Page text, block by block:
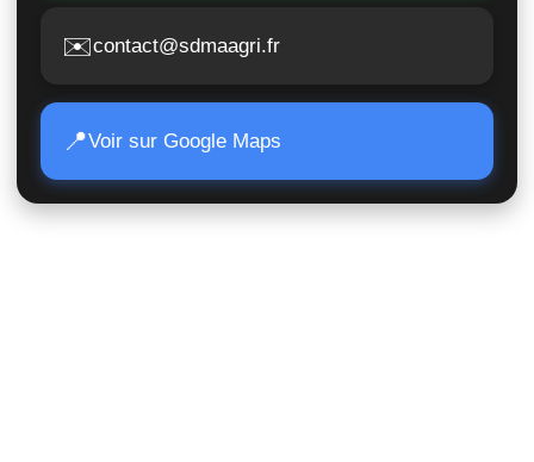
✉️contact@sdmaagri.fr
📍Voir sur Google Maps